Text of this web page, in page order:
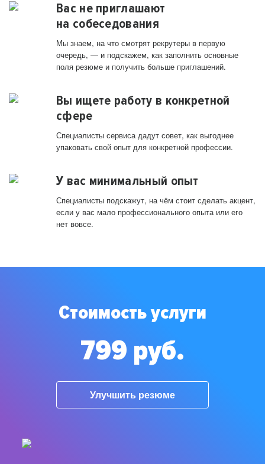
Вас не приглашают
на собеседования
Мы знаем, на что смотрят рекрутеры в первую
очередь, — и подскажем, как заполнить основные
поля резюме и получить больше приглашений.
Вы ищете работу в конкретной
сфере
Специалисты сервиса дадут совет, как выгоднее
упаковать свой опыт для конкретной профессии.
У вас минимальный опыт
Специалисты подскажут, на чём стоит сделать акцент,
если у вас мало профессионального опыта или его
нет вовсе.
Стоимость услуги
799 руб.
Улучшить резюме